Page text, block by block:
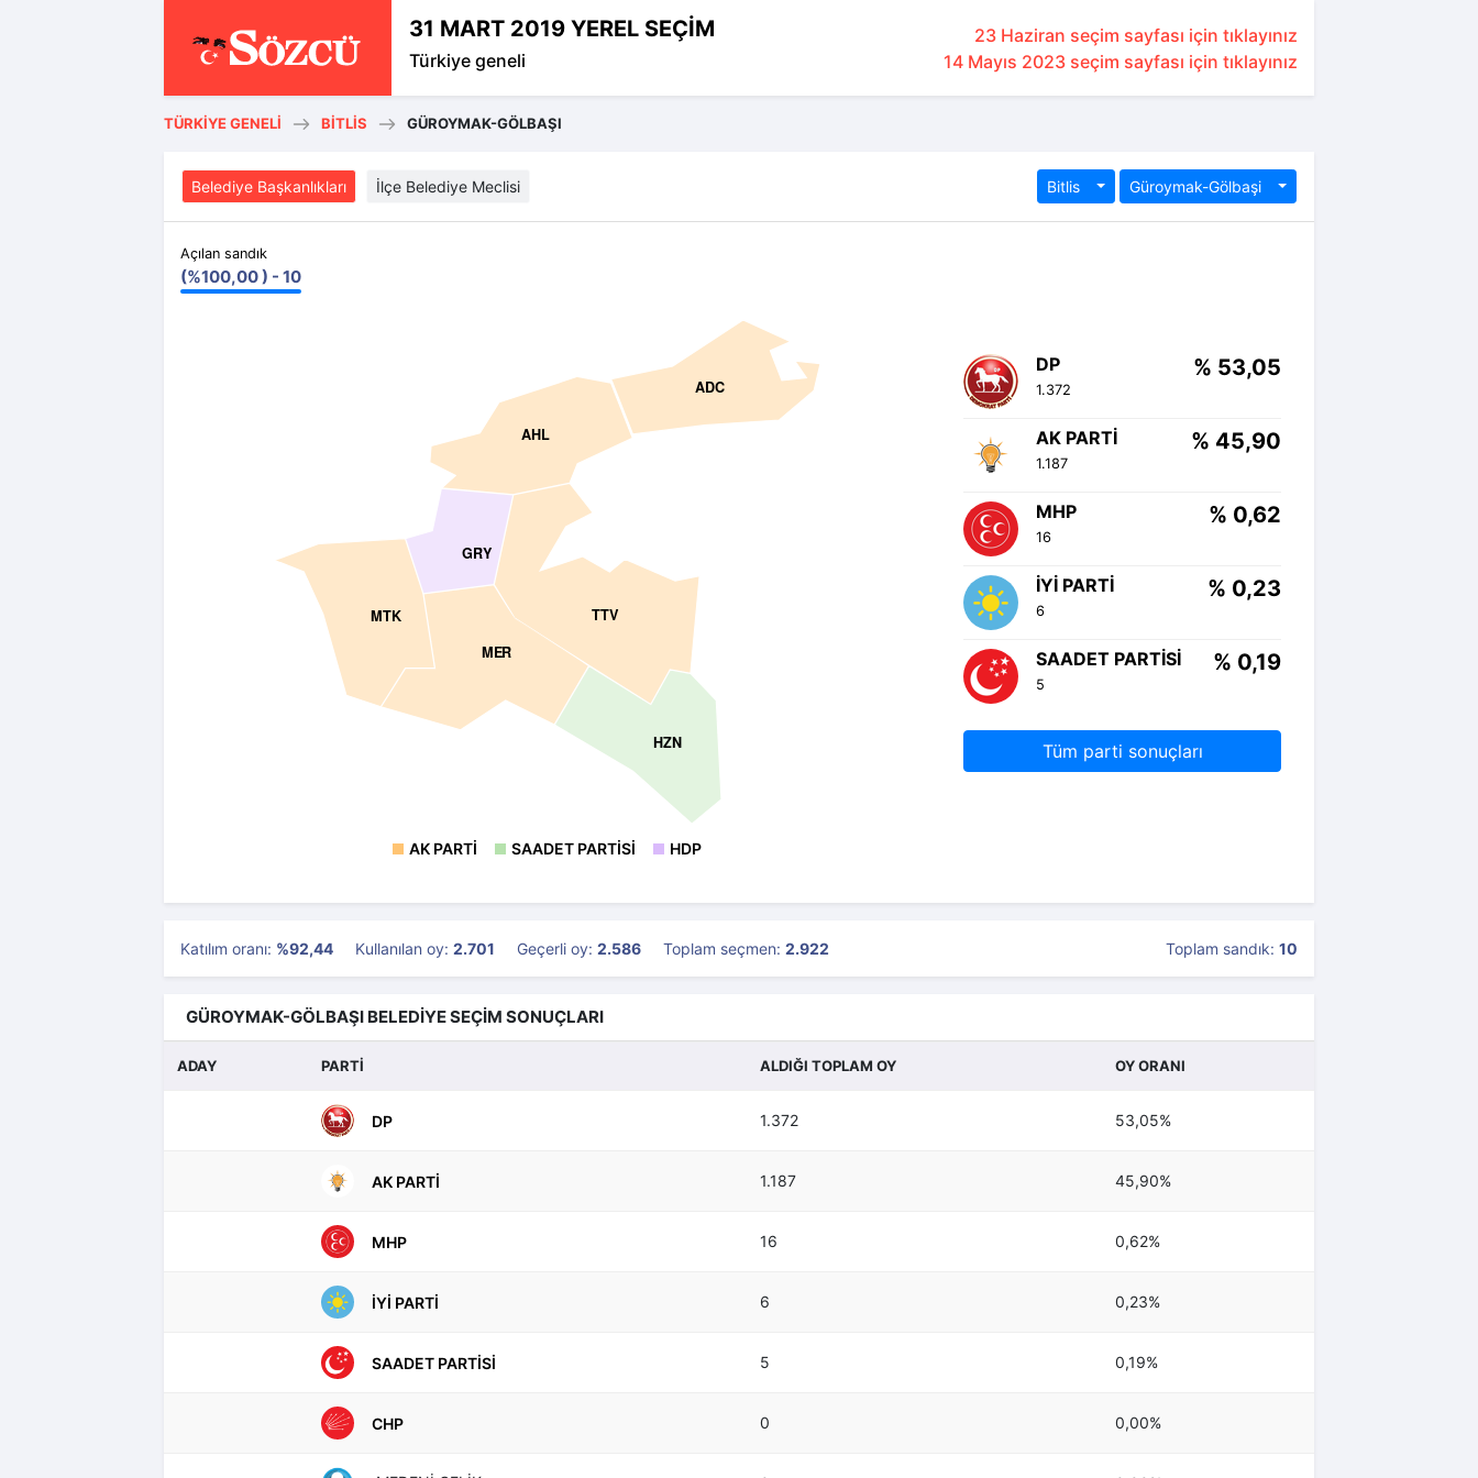
31 MART 2019 YEREL SEÇİM
Türkiye geneli
23 Haziran seçim sayfası için tıklayınız
14 Mayıs 2023 seçim sayfası için tıklayınız
TÜRKIYE GENELI BITLIS GÜROYMAK-GÖLBAŞI
Belediye Başkanlıkları İlçe Belediye Meclisi Bitlis Güroymak-Gölbaşi
Açılan sandık
(%100,00 ) - 10
ADC
AHL
MER
HZN
MTK TTV
GRY
AK PARTI SAADET PARTISI HDP
DP % 53,05
1.372
AK PARTI % 45,90
1.187
MHP % 0,62
16
İYI PARTI % 0,23
6
SAADET PARTISI % 0,19
5
Tüm parti sonuçları
Katılım oranı: %92,44 Kullanılan oy: 2.701 Geçerli oy: 2.586 Toplam seçmen: 2.922 Toplam sandık: 10
GÜROYMAK-GÖLBAŞI BELEDİYE SEÇİM SONUÇLARI
ADAY PARTİ ALDIĞI TOPLAM OY OY ORANI
DP 1.372 53,05%
AK PARTI 1.187 45,90%
MHP 16 0,62%
İYI PARTI 6 0,23%
SAADET PARTISI 5 0,19%
CHP 0 0,00%